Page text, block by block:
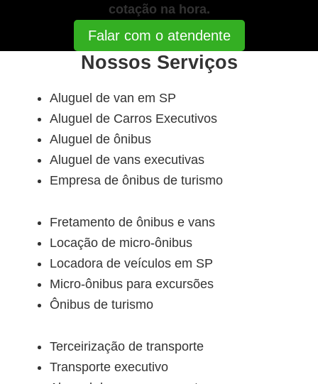
cotação na hora.
Falar com o atendente
Nossos Serviços
Aluguel de van em SP
Aluguel de Carros Executivos
Aluguel de ônibus
Aluguel de vans executivas
Empresa de ônibus de turismo
Fretamento de ônibus e vans
Locação de micro-ônibus
Locadora de veículos em SP
Micro-ônibus para excursões
Ônibus de turismo
Terceirização de transporte
Transporte executivo